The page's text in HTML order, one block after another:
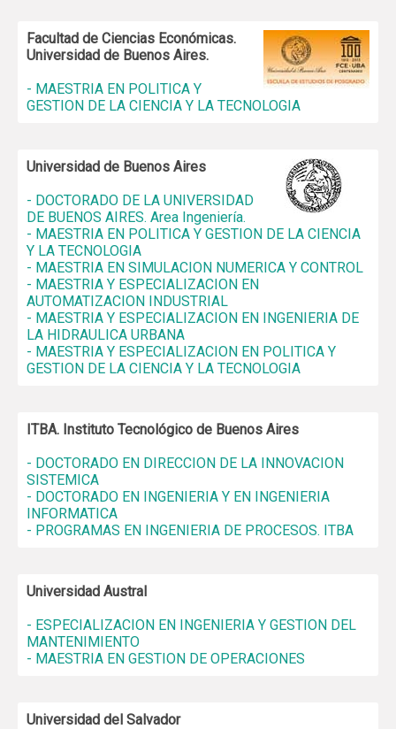
Facultad de Ciencias Económicas.
Universidad de Buenos Aires.
- MAESTRIA EN POLITICA Y
GESTION DE LA CIENCIA Y LA TECNOLOGIA
Universidad de Buenos Aires
- DOCTORADO DE LA UNIVERSIDAD
DE BUENOS AIRES. Area Ingeniería.
- MAESTRIA EN POLITICA Y GESTION DE LA CIENCIA
Y LA TECNOLOGIA
- MAESTRIA EN SIMULACION NUMERICA Y CONTROL
- MAESTRIA Y ESPECIALIZACION EN
AUTOMATIZACION INDUSTRIAL
- MAESTRIA Y ESPECIALIZACION EN INGENIERIA DE
LA HIDRAULICA URBANA
- MAESTRIA Y ESPECIALIZACION EN POLITICA Y
GESTION DE LA CIENCIA Y LA TECNOLOGIA
ITBA. Instituto Tecnológico de Buenos Aires
- DOCTORADO EN DIRECCION DE LA INNOVACION
SISTEMICA
- DOCTORADO EN INGENIERIA Y EN INGENIERIA
INFORMATICA
- PROGRAMAS EN INGENIERIA DE PROCESOS. ITBA
Universidad Austral
- ESPECIALIZACION EN INGENIERIA Y GESTION DEL
MANTENIMIENTO
- MAESTRIA EN GESTION DE OPERACIONES
Universidad del Salvador